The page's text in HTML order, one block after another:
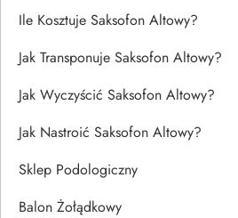
Ile Kosztuje Saksofon Altowy?
Jak Transponuje Saksofon Altowy?
Jak Wyczyścić Saksofon Altowy?
Jak Nastroić Saksofon Altowy?
Sklep Podologiczny
Balon Żołądkowy